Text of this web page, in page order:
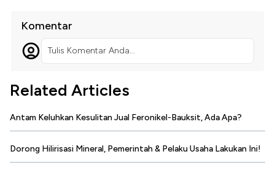
Komentar
Tulis Komentar Anda...
Related Articles
Antam Keluhkan Kesulitan Jual Feronikel-Bauksit, Ada Apa?
Dorong Hilirisasi Mineral, Pemerintah & Pelaku Usaha Lakukan Ini!